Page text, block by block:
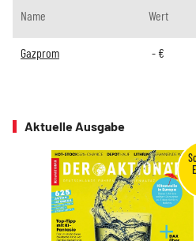
Name Wert
Gazprom - €
Aktuelle Ausgabe